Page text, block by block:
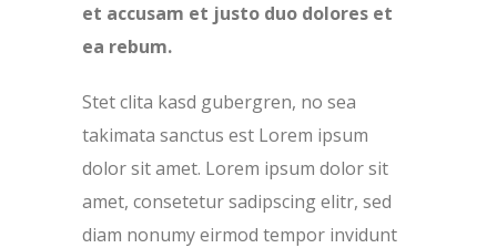
et accusam et justo duo dolores et
ea rebum.
Stet clita kasd gubergren, no sea
takimata sanctus est Lorem ipsum
dolor sit amet. Lorem ipsum dolor sit
amet, consetetur sadipscing elitr, sed
diam nonumy eirmod tempor invidunt